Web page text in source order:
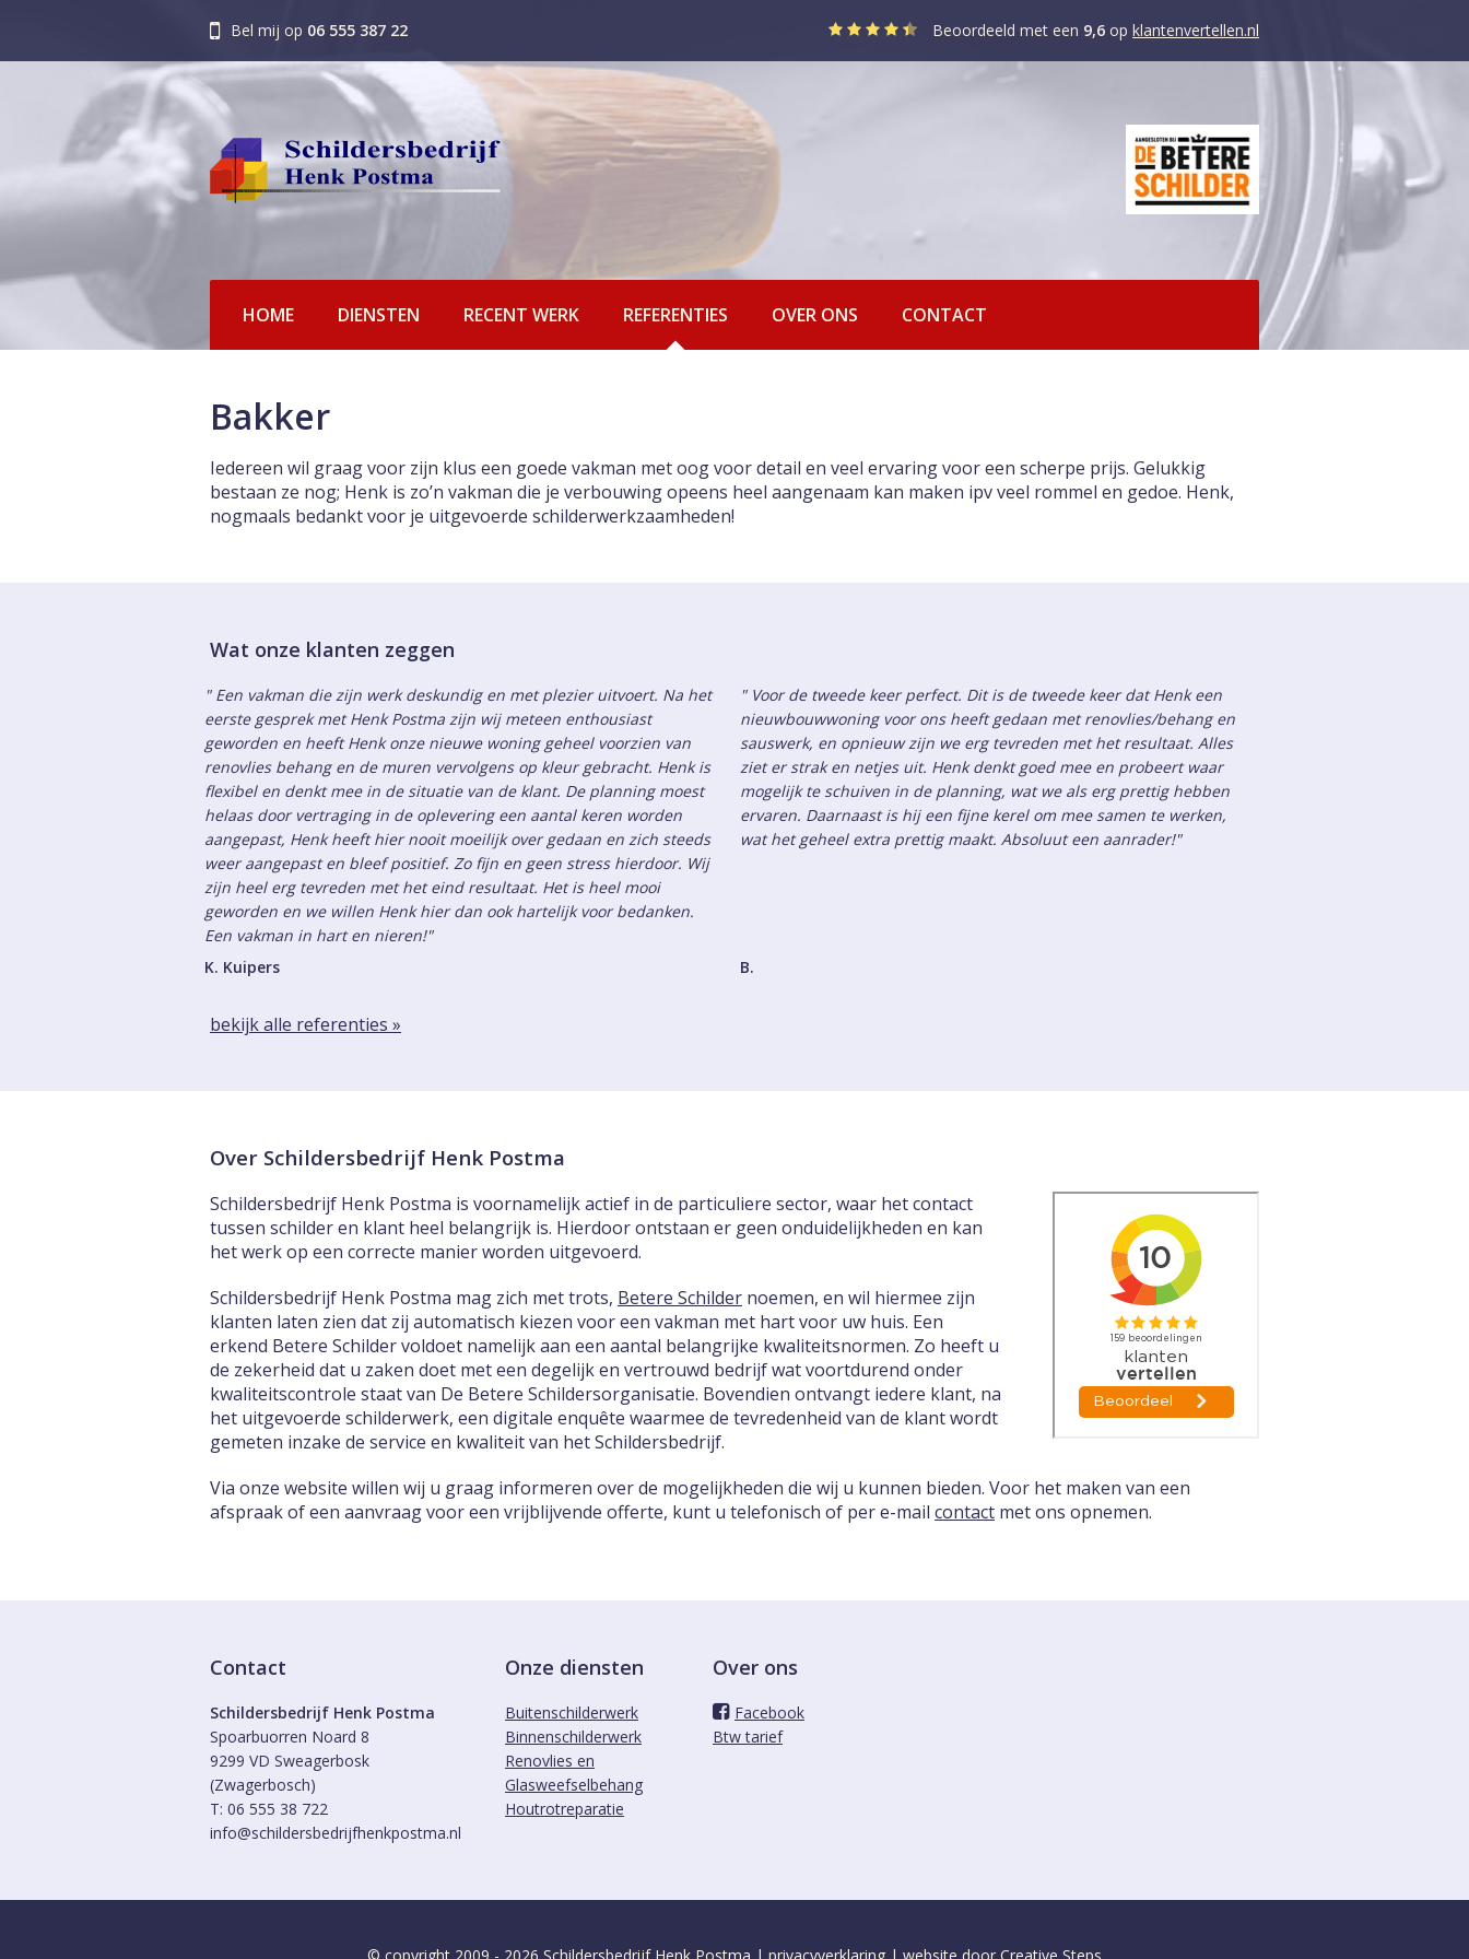
Bel mij op 06 555 387 22 Beoordeeld met een 9,6 op klantenvertellen.nl
HOME DIENSTEN RECENT WERK REFERENTIES OVER ONS CONTACT
Bakker
Iedereen wil graag voor zijn klus een goede vakman met oog voor detail en veel ervaring voor een scherpe prijs. Gelukkig
bestaan ze nog; Henk is zo’n vakman die je verbouwing opeens heel aangenaam kan maken ipv veel rommel en gedoe. Henk,
nogmaals bedankt voor je uitgevoerde schilderwerkzaamheden!
Wat onze klanten zeggen
" Een vakman die zijn werk deskundig en met plezier uitvoert. Na het
eerste gesprek met Henk Postma zijn wij meteen enthousiast
geworden en heeft Henk onze nieuwe woning geheel voorzien van
renovlies behang en de muren vervolgens op kleur gebracht. Henk is
flexibel en denkt mee in de situatie van de klant. De planning moest
helaas door vertraging in de oplevering een aantal keren worden
aangepast, Henk heeft hier nooit moeilijk over gedaan en zich steeds
weer aangepast en bleef positief. Zo fijn en geen stress hierdoor. Wij
zijn heel erg tevreden met het eind resultaat. Het is heel mooi
geworden en we willen Henk hier dan ook hartelijk voor bedanken.
Een vakman in hart en nieren!"
K. Kuipers
" Voor de tweede keer perfect. Dit is de tweede keer dat Henk een
nieuwbouwwoning voor ons heeft gedaan met renovlies/behang en
sauswerk, en opnieuw zijn we erg tevreden met het resultaat. Alles
ziet er strak en netjes uit. Henk denkt goed mee en probeert waar
mogelijk te schuiven in de planning, wat we als erg prettig hebben
ervaren. Daarnaast is hij een fijne kerel om mee samen te werken,
wat het geheel extra prettig maakt. Absoluut een aanrader!"
B.
bekijk alle referenties »
Over Schildersbedrijf Henk Postma
Schildersbedrijf Henk Postma is voornamelijk actief in de particuliere sector, waar het contact
tussen schilder en klant heel belangrijk is. Hierdoor ontstaan er geen onduidelijkheden en kan
het werk op een correcte manier worden uitgevoerd.
Schildersbedrijf Henk Postma mag zich met trots, Betere Schilder noemen, en wil hiermee zijn
klanten laten zien dat zij automatisch kiezen voor een vakman met hart voor uw huis. Een
erkend Betere Schilder voldoet namelijk aan een aantal belangrijke kwaliteitsnormen. Zo heeft u
de zekerheid dat u zaken doet met een degelijk en vertrouwd bedrijf wat voortdurend onder
kwaliteitscontrole staat van De Betere Schildersorganisatie. Bovendien ontvangt iedere klant, na
het uitgevoerde schilderwerk, een digitale enquête waarmee de tevredenheid van de klant wordt
gemeten inzake de service en kwaliteit van het Schildersbedrijf.
Via onze website willen wij u graag informeren over de mogelijkheden die wij u kunnen bieden. Voor het maken van een
afspraak of een aanvraag voor een vrijblijvende offerte, kunt u telefonisch of per e-mail contact met ons opnemen.
Contact
Schildersbedrijf Henk Postma
Spoarbuorren Noard 8
9299 VD Sweagerbosk
(Zwagerbosch)
T: 06 555 38 722
info@schildersbedrijfhenkpostma.nl
Onze diensten
Buitenschilderwerk
Binnenschilderwerk
Renovlies en
Glasweefselbehang
Houtrotreparatie
Over ons
Facebook
Btw tarief